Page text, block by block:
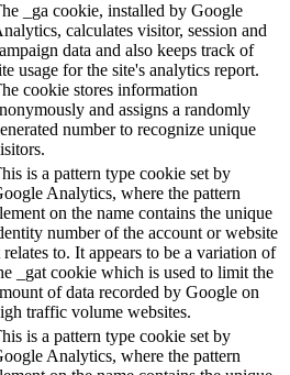
_ga cookie, installed by Google
calculates visitor, session and
data and also keeps track of
usage for the site's analytics report.
cookie stores information
and assigns a randomly
number to recognize unique
is a pattern type cookie set by
Analytics, where the pattern
on the name contains the unique
number of the account or website
relates to. It appears to be a variation of
_gat cookie which is used to limit the
of data recorded by Google on
traffic volume websites.
is a pattern type cookie set by
Analytics, where the pattern